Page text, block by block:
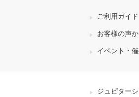
ご利用ガイド
お客様の声
イベント・
ジュピター